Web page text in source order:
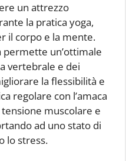
un attrezzo
la pratica yoga,
il corpo e la mente.
permette un’ottimale
vertebrale e dei
la flessibilità e
regolare con l’amaca
muscolare e
ad uno stato di
lo stress.